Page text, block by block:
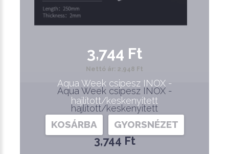
Aqua Week csipesz INOX -
hajlított/keskenyített
3,744 Ft
3,744 Ft
Nettó ár: 2,948 Ft
Aqua Week csipesz INOX -
hajlított/keskenyített
KOSÁRBA GYORSNÉZET